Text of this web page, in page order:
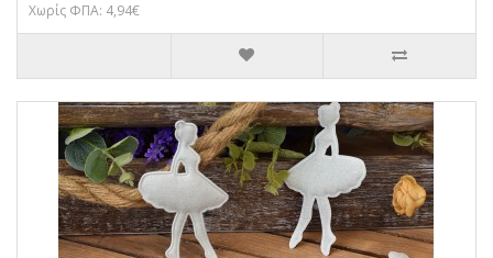
Χωρίς ΦΠΑ: 4,94€